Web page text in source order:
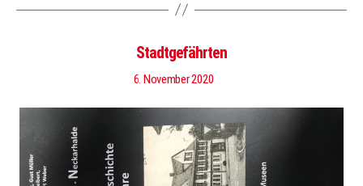
Stadtgefährten
6. November 2020